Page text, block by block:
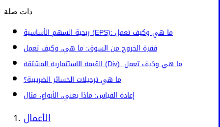
ذات صلة
ربحية السهم الأساسية (EPS): ما هي وكيف تعمل
فقرة الخروج من السوق: ما هي، وكيف تعمل
القيمة الاستثمارية المشتقة (Div): ما هي وكيف تعمل
ما هي ترحيلات الخسائر الضريبية؟
إعادة القياس: ماذا يعني، الأنواع، مثال
الأعمال